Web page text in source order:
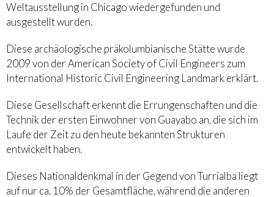
Weltausstellung in Chicago wiedergefunden und
ausgestellt wurden.
Diese archäologische präkolumbianische Stätte wurde
2009 von der American Society of Civil Engineers zum
International Historic Civil Engineering Landmark erklärt.
Diese Gesellschaft erkennt die Errungenschaften und die
Technik der ersten Einwohner von Guayabo an, die sich im
Laufe der Zeit zu den heute bekannten Strukturen
entwickelt haben.
Dieses Nationaldenkmal in der Gegend von Turrialba liegt
auf nur ca. 10% der Gesamtfläche, während die anderen